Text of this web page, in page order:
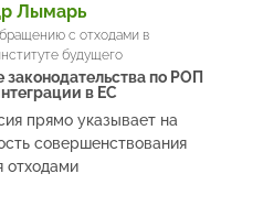
Лымарь
с отходами в
будущего
законодательства по РОП
в ЕС
прямо указывает на
совершенствования
отходами